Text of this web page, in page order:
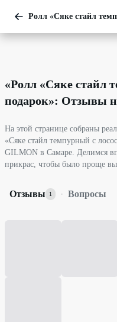
Ролл «Сяке стайл
«Ролл «Сяке стайл
подарок»: Отзывы
На этой странице собраны
«Сяке стайл темпурный с
GILMON в Самаре. Делимся
прикрас, чтобы было проще
Отзывы 1 · Вопросы